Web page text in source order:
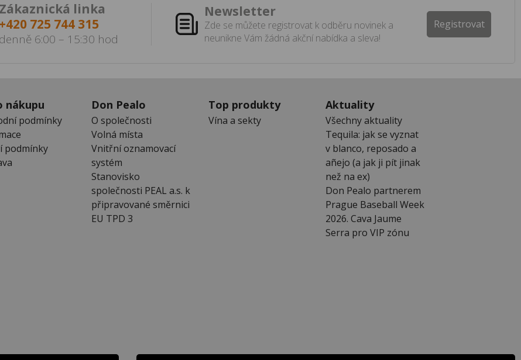
Zákaznická linka
+420 725 744 315
denně 6:00 – 15:30 hod
Newsletter
Zde se můžete registrovat k odběru novinek a
neunikne Vám žádná akční nabídka a sleva!
Registrovat
nákupu
podmínky
podmínky
Don Pealo
O společnosti
Volná místa
Vnitřní oznamovací
systém
Stanovisko
společnosti PEAL a.s. k
připravované směrnici
EU TPD 3
Top produkty
Vína a sekty
Aktuality
Všechny aktuality
Tequila: jak se vyznat
v blanco, reposado a
añejo (a jak ji pít jinak
než na ex)
Don Pealo partnerem
Prague Baseball Week
2026. Cava Jaume
Serra pro VIP zónu